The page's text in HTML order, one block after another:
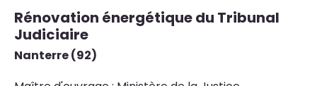
Rénovation énergétique du Tribunal
Judiciaire
Nanterre (92)